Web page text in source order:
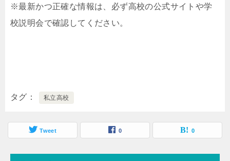
※最新かつ正確な情報は、必ず高校の公式サイトや学
校説明会で確認してください。
タグ 私立高校
Tweet 0 0